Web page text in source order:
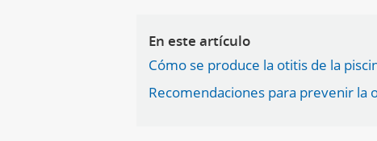
En este artículo
Cómo se produce la otitis de la
Recomendaciones para prevenir la